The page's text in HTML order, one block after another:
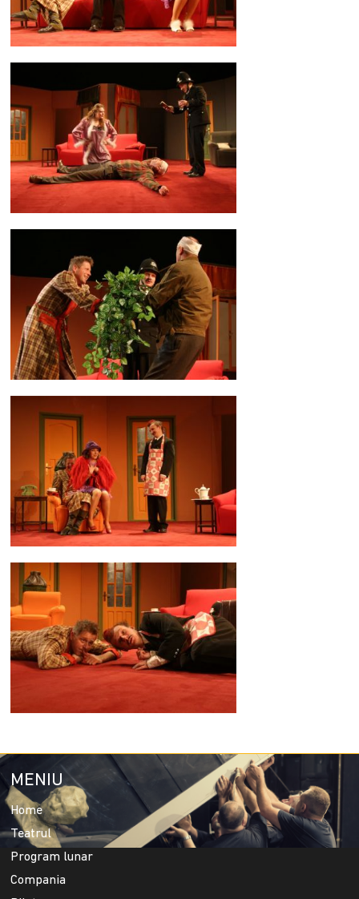
MENIU
Home
Teatrul
Program lunar
Compania